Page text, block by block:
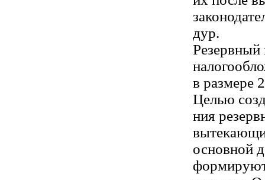
дур.
Резервный
в размере
Целью
ния
основной